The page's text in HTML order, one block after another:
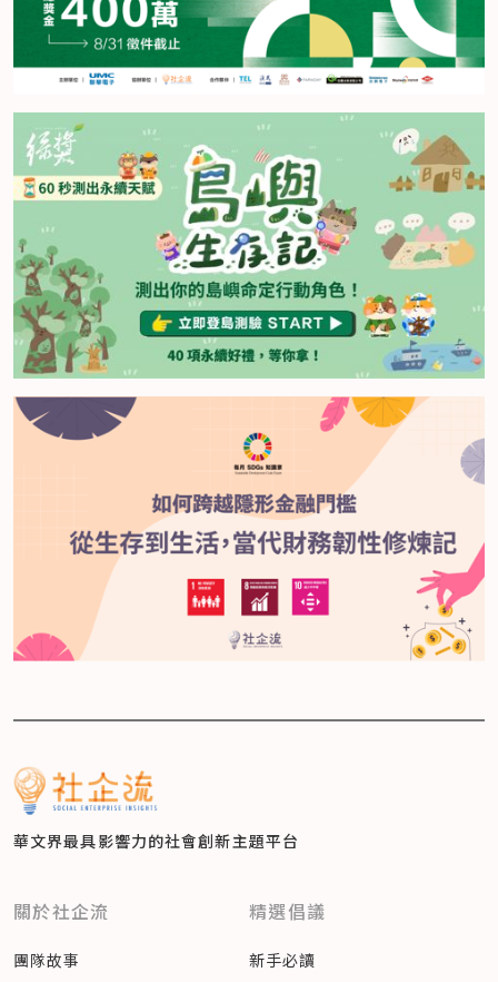
華文界最具影響力的社會創新主題平台
關於社企流
團隊故事
精選倡議
新手必讀